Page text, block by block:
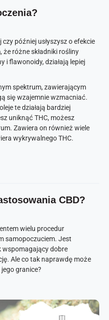
później usłyszysz o efekcie
różne składniki rośliny
i flawonoidy, działają lepiej
spektrum, zawierającym
się wzajemnie wzmacniać.
te działają bardziej
uniknąć THC, możesz
Zawiera on również wiele
wykrywalnego THC.
CBD?
wielu procedur
samopoczuciem. Jest
wspomagający dobre
Ale co tak naprawdę może
granice?